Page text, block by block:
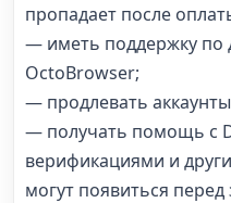
пропадает после
— иметь поддержку по
OctoBrowser;
— продлевать
— получать помощь с
верификациями и
могут появиться